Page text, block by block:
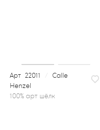
22011
Calle
Henzel